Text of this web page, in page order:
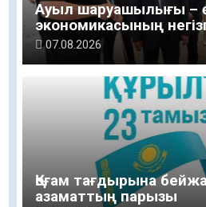
Ауыл шаруашылығы –
экономикасының
07.08.2026
Қоғам тағдырына
азаматтың парызы